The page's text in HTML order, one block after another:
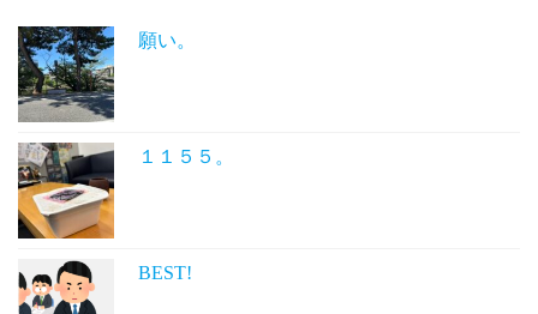
願い。
１１５５。
BEST!